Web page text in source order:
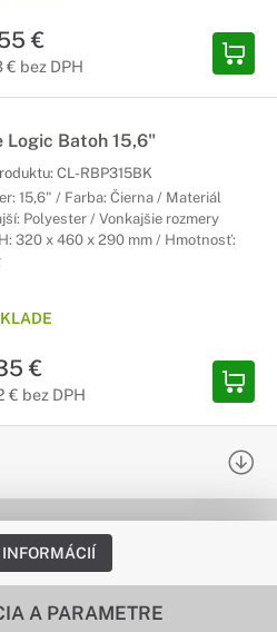
€
€ bez DPH
Logic Batoh 15,6"
CL-RBP315BK
15,6" / Farba: Čierna / Materiál
Polyester / Vonkajšie rozmery
320 x 460 x 290 mm / Hmotnosť:
€
€ bez DPH
A PARAMETRE